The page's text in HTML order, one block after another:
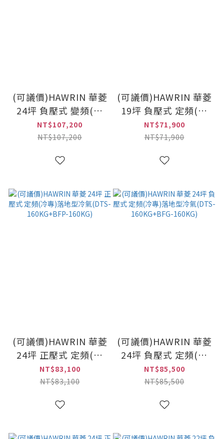
(可議價)HAWRIN 華菱
24坪 負壓式 變頻(冷
暖)落地型冷氣(DTG-
160KIGSH+BFG-
NT$107,200
NT$107,200
(可議價)HAWRIN 華菱
19坪 負壓式 定頻(冷
專)落地型冷氣(DT-
120KVF+BFG-100PV)
NT$71,900
NT$71,900
(可議價)HAWRIN 華菱
24坪 正壓式 定頻(冷
專)落地型冷氣(DTS-
160KG+BFP-160KG)
NT$83,100
NT$83,100
(可議價)HAWRIN 華菱
24坪 負壓式 定頻(冷
專)落地型冷氣(DTS-
160KG+BFG-160KG)
NT$85,500
NT$85,500